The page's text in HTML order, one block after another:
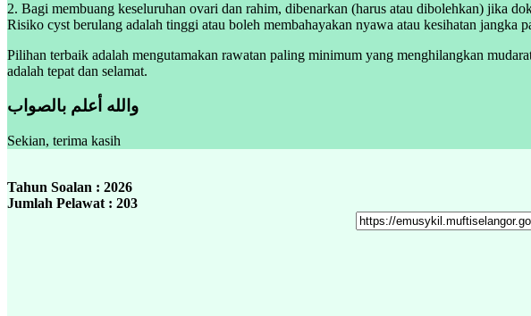
2. Bagi membuang keseluruhan ovari dan rahim, dibenarkan (harus atau dibolehkan) jika
Risiko cyst berulang adalah tinggi atau boleh membahayakan nyawa atau kesihatan jangka
Pilihan terbaik adalah mengutamakan rawatan paling minimum yang menghilangkan
adalah tepat dan selamat.
والله أعلم بالصواب
Sekian, terima kasih
Tahun Soalan : 2026
Jumlah Pelawat : 203